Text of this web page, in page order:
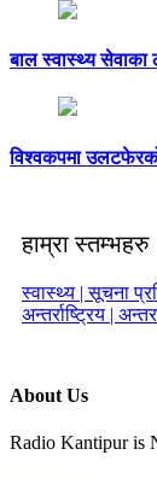
बाल स्वास्थ्य सेवाका
विश्वकपमा उलटफेरको
हाम्रा स्तम्भहरु
स्वास्थ्य |सूचना
अन्तर्राष्ट्रिय |
About Us
Radio Kantipur is